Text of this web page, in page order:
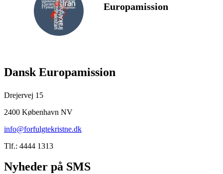
Europamission
Dansk Europamission
Drejervej 15
2400 København NV
info@forfulgtekristne.dk
Tlf.: 4444 1313
Nyheder på SMS